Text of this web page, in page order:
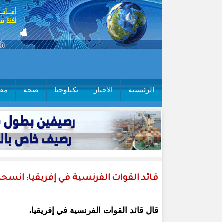
الرئيسية الأخبار تكنلوجيا صحة
قائد القوات الفرنسية في إفريقيا:
قال قائد القوات الفرنسية في إفريقيا،